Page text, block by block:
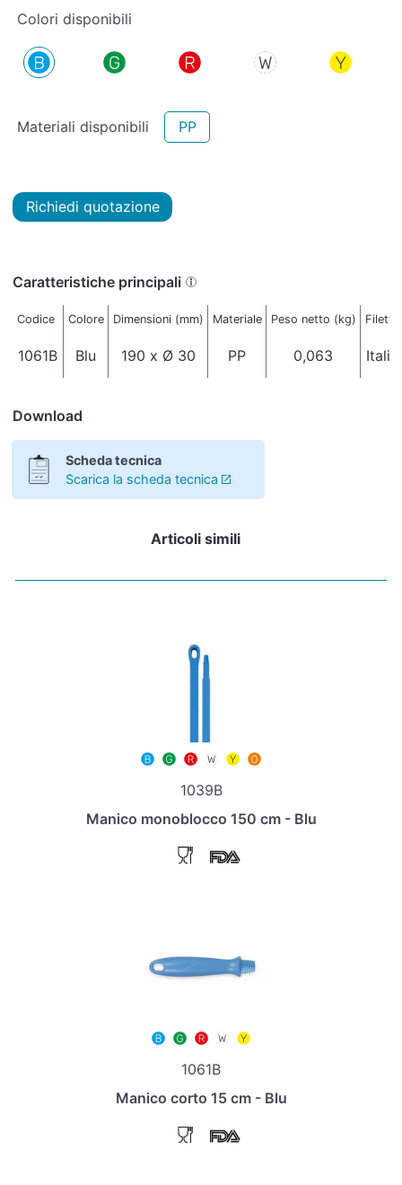
Colori disponibili
Materiali disponibili PP
Richiedi quotazione
Caratteristiche principali
Codice Colore Dimensioni (mm) Materiale Peso netto (kg) Filetto
1061B Blu 190 x Ø 30 PP 0,063
Download
Scheda tecnica
Scarica la scheda tecnica
Articoli simili
1039B
Manico monoblocco 150 cm - Blu
1061B
Manico corto 15 cm - Blu